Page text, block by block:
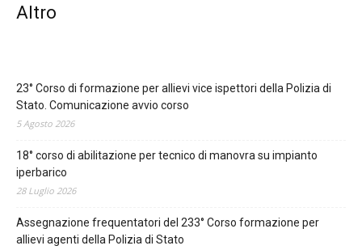
Altro
23° Corso di formazione per allievi vice ispettori della Polizia di
Stato. Comunicazione avvio corso
5 Agosto 2026
18° corso di abilitazione per tecnico di manovra su impianto
iperbarico
28 Luglio 2026
Assegnazione frequentatori del 233° Corso formazione per
allievi agenti della Polizia di Stato